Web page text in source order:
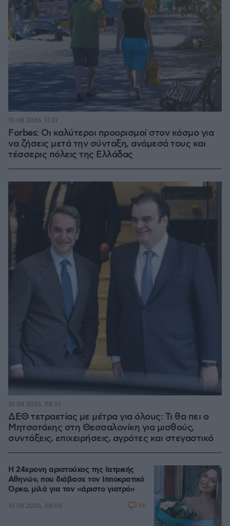
Forbes: Οι καλύτεροι προορισμοί στον κόσμο για
να ζήσεις μετά την σύνταξη, ανάμεσά τους και
τέσσερις πόλεις της Ελλάδας
10.08.2026, 11:37
ΔΕΘ τετραετίας με μέτρα για όλους: Τι θα πει ο
Μητσοτάκης στη Θεσσαλονίκη για μισθούς,
συντάξεις, επιχειρήσεις, αγρότες και στεγαστικό
10.08.2026, 08:51
Η 24χρονη αριστούχος της Ιατρικής
Αθηνών, που διάβασε τον Ιπποκρατικό
Όρκο, μιλά για τον «άριστο γιατρό»
10.08.2026, 08:09 66